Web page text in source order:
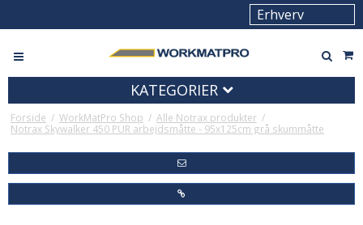
KATEGORIER
Forside / WorkMatPro Shop / Alle Notrax produkter /
Notrax Skywalker 450 PUR arbejdsmåtte - 95x125cm grå skummåtte